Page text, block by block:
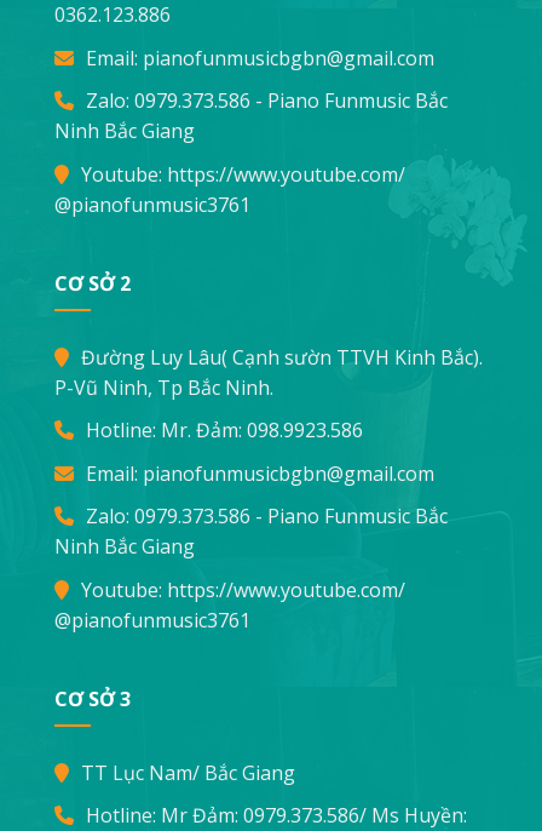
0362.123.886
Email: pianofunmusicbgbn@gmail.com
Zalo: 0979.373.586 - Piano Funmusic Bắc
Ninh Bắc Giang
Youtube: https://www.youtube.com/
@pianofunmusic3761
CƠ SỞ 2
Đường Luy Lâu( Cạnh sườn TTVH Kinh Bắc).
P-Vũ Ninh, Tp Bắc Ninh.
Hotline: Mr. Đảm: 098.9923.586
Email: pianofunmusicbgbn@gmail.com
Zalo: 0979.373.586 - Piano Funmusic Bắc
Ninh Bắc Giang
Youtube: https://www.youtube.com/
@pianofunmusic3761
CƠ SỞ 3
TT Lục Nam/ Bắc Giang
Hotline: Mr Đảm: 0979.373.586/ Ms Huyền: